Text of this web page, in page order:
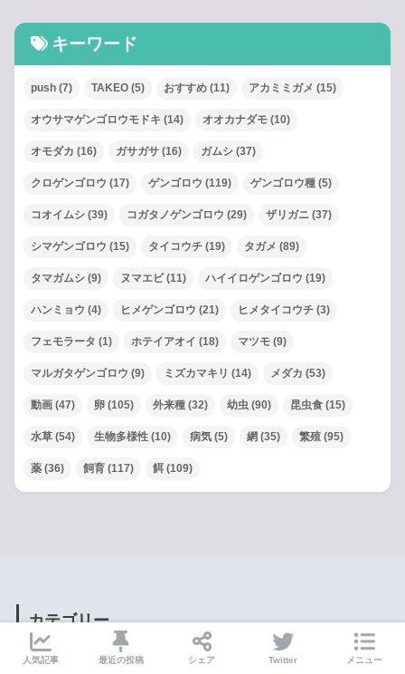
キーワード
push (7) TAKEO (5) おすすめ (11) アカミミガメ (15)
オウサマゲンゴロウモドキ (14) オオカナダモ (10)
オモダカ (16) ガサガサ (16) ガムシ (37)
クロゲンゴロウ (17) ゲンゴロウ (119) ゲンゴロウ種 (5)
コオイムシ (39) コガタノゲンゴロウ (29) ザリガニ (37)
シマゲンゴロウ (15) タイコウチ (19) タガメ (89)
タマガムシ (9) ヌマエビ(11) ハイイロゲンゴロウ (19)
ハンミョウ (4) ヒメゲンゴロウ (21) ヒメタイコウチ (3)
フェモラータ (1) ホテイアオイ (18) マツモ (9)
マルガタゲンゴロウ (9) ミズカマキリ (14) メダカ (53)
動画 (47) 卵 (105) 外来種 (32) 幼虫 (90) 昆虫食 (15)
水草 (54) 生物多様性 (10) 病気 (5) 網 (35) 繁殖 (95)
薬 (36) 飼育 (117) 餌 (109)
カテゴリー
Breeding of Giant Water Bug
人気記事 最近の投稿 シェア Twitter メニュー